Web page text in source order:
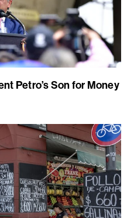
Petro’s Son for Money